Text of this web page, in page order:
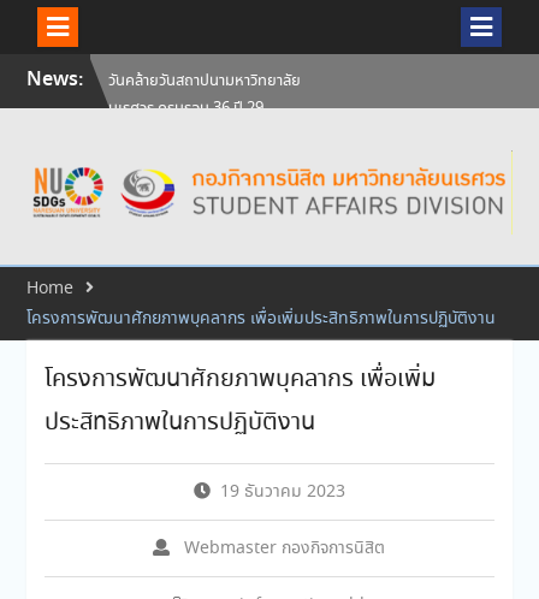
SkipNews:
ศิษย์เก่าแพทย์ถ่ายทอดความรู้ให้
แก่นิสิตปัจจุบัน
นเรศวร ครบรอบ 36 ปี 29
กรกฎาคม 2569
สัมภาษณ์นิสิตเพื่อพิจารณาเข้ารับ
ประจำปีการศึกษา 256
Home
โครงการพัฒนาศักยภาพบุคลากร เพื่อเพิ่มประสิทธิภาพในการปฏิบัติงาน
โครงการพัฒนาศักยภาพบุคลากร เพื่อเพิ่ม
ประสิทธิภาพในการปฏิบัติงาน
19 ธันวาคม 2023
Webmaster กองกิจการนิสิต